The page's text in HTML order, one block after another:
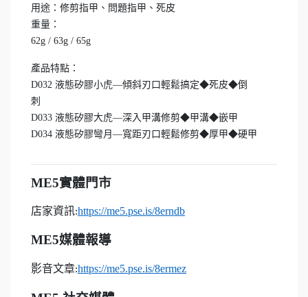
用途：修剪指甲、問題指甲、死皮
重量：
62g / 63g / 65g
產品特點：
D032 液態矽膠小虎—傾斜刃口輕鬆搞定◆死皮◆倒
刺
D033 液態矽膠大虎—深入甲溝修剪◆甲溝◆嵌甲
D034 液態矽膠彎月—寬距刃口輕鬆修剪◆厚甲◆硬甲
ME5實體門市
店家資訊:https://me5.pse.is/8erndb
ME5媒體報導
影音文章:https://me5.pse.is/8ermez